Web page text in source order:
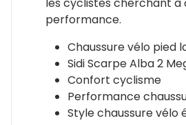
les cyclistes cherchant à
performance.
Chaussure vélo pied
Sidi Scarpe Alba 2
Confort cyclisme
Performance
Style chaussure vélo